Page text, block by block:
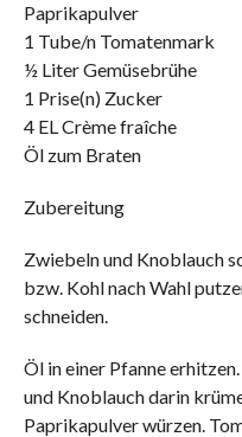
Paprikapulver
1 Tube/n Tomatenmark
½ Liter Gemüsebrühe
1 Prise(n) Zucker
4 EL Crème fraîche
Öl zum Braten
Zubereitung
Zwiebeln und Knoblauch
bzw. Kohl nach Wahl
schneiden.
Öl in einer Pfanne
und Knoblauch darin
Paprikapulver würzen.